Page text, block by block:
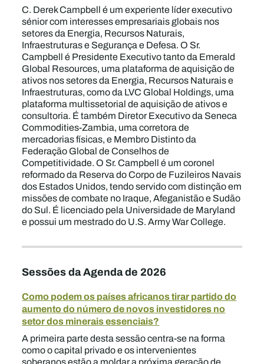
C. Derek Campbell é um experiente líder executivo
sénior com interesses empresariais globais nos
setores da Energia, Recursos Naturais,
Infraestruturas e Segurança e Defesa. O Sr.
Campbell é Presidente Executivo tanto da Emerald
Global Resources, uma plataforma de aquisição de
ativos nos setores da Energia, Recursos Naturais e
Infraestruturas, como da LVC Global Holdings, uma
plataforma multissetorial de aquisição de ativos e
consultoria. É também Diretor Executivo da Seneca
Commodities-Zambia, uma corretora de
mercadorias físicas, e Membro Distinto da
Federação Global de Conselhos de
Competitividade. O Sr. Campbell é um coronel
reformado da Reserva do Corpo de Fuzileiros Navais
dos Estados Unidos, tendo servido com distinção em
missões de combate no Iraque, Afeganistão e Sudão
do Sul. É licenciado pela Universidade de Maryland
e possui um mestrado do U.S. Army War College.
Sessões da Agenda de 2026
Como podem os países africanos tirar partido do
aumento do número de novos investidores no
setor dos minerais essenciais?
A primeira parte desta sessão centra-se na forma
como o capital privado e os intervenientes